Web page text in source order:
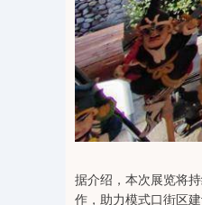
据介绍，本次展览将
作，助力模式口街区